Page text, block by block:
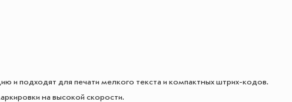
подходят для печати мелкого текста и компактных штрих-кодов.
на высокой скорости.